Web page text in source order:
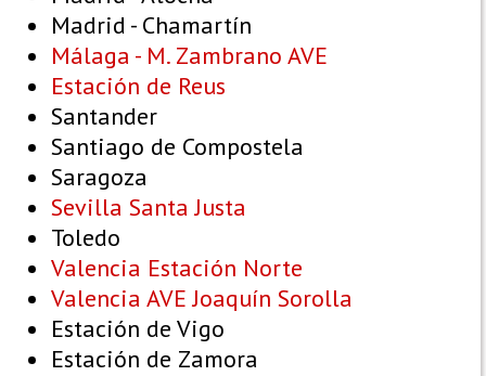
Madrid - Chamartín
Málaga - M. Zambrano AVE
Estación de Reus
Santander
Santiago de Compostela
Saragoza
Sevilla Santa Justa
Toledo
Valencia Estación Norte
Valencia AVE Joaquín Sorolla
Estación de Vigo
Estación de Zamora